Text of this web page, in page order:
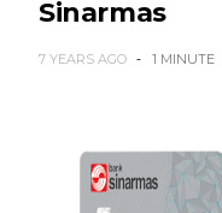
Sinarmas
7 YEARS AGO 1 MINUTE